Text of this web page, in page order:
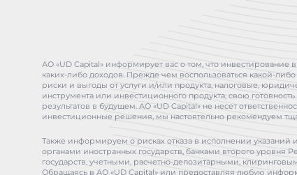
АО «UD Capital» информирует вас о том, что инвестирование
каких-либо доходов. Прежде чем воспользоваться какой-
риски и выгоды от услуги и/или продукта, налоговые,
инструмента или инвестиционного продукта, свою
результатов в будущем. АО «UD Capital» не несет
инвестиционные решения, мы настоятельно рекомендуем
Также информируем о рисках отказа в исполнении
органами иностранных государств, банками второго уровня
государств, учетными, расчетно-депозитарными,
Обращаясь в АО «UD Capital» или предоставляя любую